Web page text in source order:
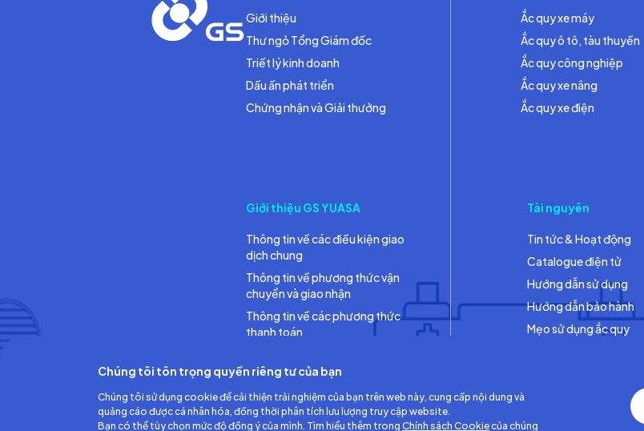
Giới thiệu
Thư ngỏ Tổng Giám đốc
Triết lý kinh doanh
Dấu ấn phát triển
Chứng nhận và Giải thưởng
Ắc quy xe máy
Ắc quy ô tô, tàu thuyền
Ắc quy công nghiệp
Ắc quy xe nâng
Ắc quy xe điện
Giới thiệu GS YUASA
Thông tin về các điều kiện giao
dịch chung
Thông tin về phương thức vận
chuyển và giao nhận
Thông tin về các phương thức
thanh toán
Tài nguyên
Tin tức & Hoạt động
Catalogue điện tử
Hướng dẫn sử dụng
Hướng dẫn bảo hành
Mẹo sử dụng ắc quy
Công ty TNHH Ắc quy GS Việt Nam
Chúng tôi tôn trọng quyền riêng tư của bạn
Chúng tôi sử dụng cookie để cải thiện trải nghiệm của bạn trên web này, cung cấp nội dung và
quảng cáo được cá nhân hóa, đồng thời phân tích lưu lượng truy cập website.
Bạn có thể tùy chọn mức độ đồng ý của mình. Tìm hiểu thêm trong Chính sách Cookiecủa chúng